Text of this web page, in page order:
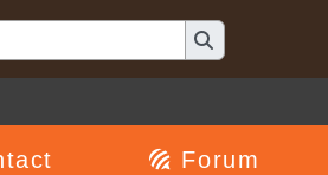
Forum